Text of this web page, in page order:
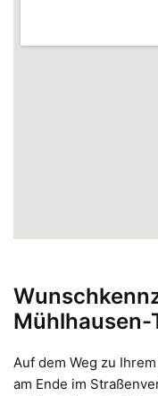
Mühlhausen-
Auf dem Weg zu
am Ende im